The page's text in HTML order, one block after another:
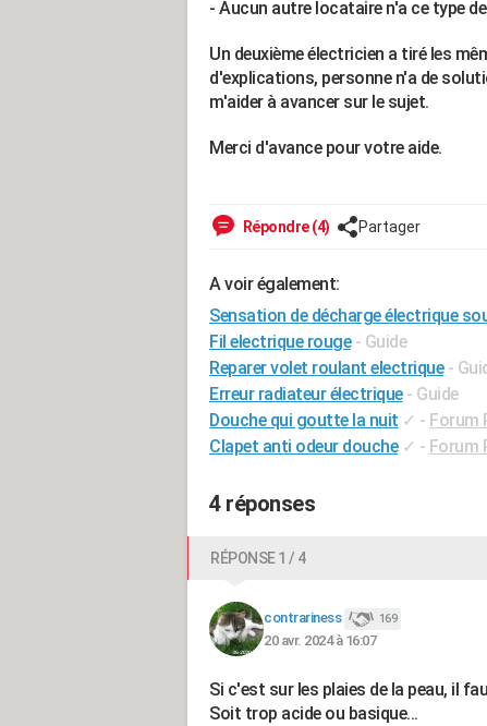
- Aucun autre locataire n'a ce type
Un deuxième électricien a tiré les
d'explications, personne n'a de
m'aider à avancer sur le sujet.
Merci d'avance pour votre aide.
Répondre (4) Partager
A voir également:
Sensation de décharge électrique
Fil electrique rouge - Guide
Reparer volet roulant electrique -
Erreur radiateur électrique - Guide
Douche qui goutte la nuit ✓ - Forum
Clapet anti odeur douche ✓ - Forum
4 réponses
RÉPONSE 1 / 4
contrariness 169
20 avr. 2024 à 16:07
Si c'est sur les plaies de la peau, il
Soit trop acide ou basique...